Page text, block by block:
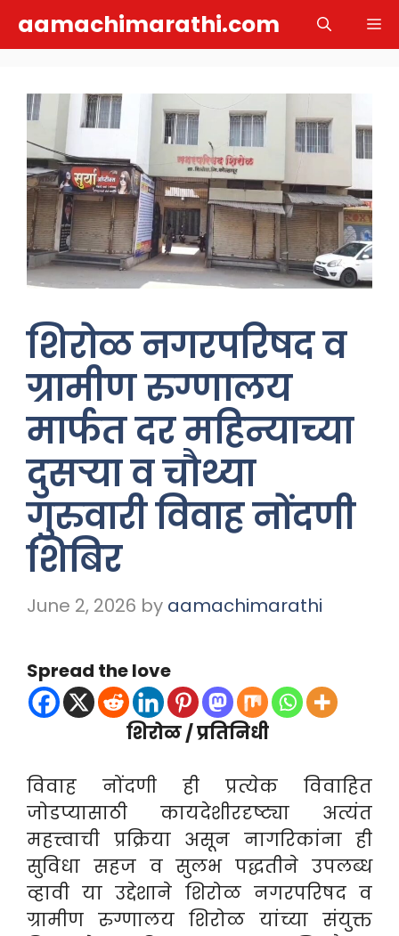
aamachimarathi.com
शिरोळ नगरपरिषद व
ग्रामीण रुग्णालय
मार्फत दर महिन्याच्या
दुसऱ्या व चौथ्या
गुरुवारी विवाह नोंदणी
शिबिर
June 2, 2026 by aamachimarathi
Spread the love
शिरोळ / प्रतिनिधी
विवाह नोंदणी ही प्रत्येक विवाहित
जोडप्यासाठी कायदेशीरदृष्ट्या अत्यंत
महत्त्वाची प्रक्रिया असून नागरिकांना ही
सुविधा सहज व सुलभ पद्धतीने उपलब्ध
व्हावी या उद्देशाने शिरोळ नगरपरिषद व
ग्रामीण रुग्णालय शिरोळ यांच्या संयुक्त